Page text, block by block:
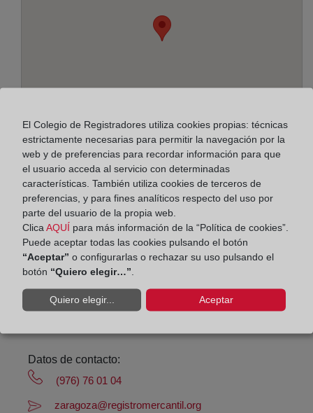
Dirección:
Plaza de Mariano Arregui, 8, 50005
Horario:
De lunes a viernes de 09:00 a 17:00 horas
Agosto: De lunes a viernes de 09:00 a 14:00 horas
Los días 24 y 31 de diciembre de 09:00 a 14:00
Datos de contacto:
(976) 76 01 04
zaragoza@registromercantil.org
El Colegio de Registradores utiliza cookies propias: técnicas
estrictamente necesarias para permitir la navegación por la
web y de preferencias para recordar información para que
el usuario acceda al servicio con determinadas
características. También utiliza cookies de terceros de
preferencias, y para fines analíticos respecto del uso por
parte del usuario de la propia web.
Clica AQUÍ para más información de la “Política de cookies”.
Puede aceptar todas las cookies pulsando el botón
“Aceptar” o configurarlas o rechazar su uso pulsando el
botón “Quiero elegir…”
Quiero elegir... Aceptar